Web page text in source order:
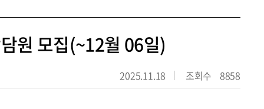
원 모집(~12월 06일)
2025.11.18 조회수 8858